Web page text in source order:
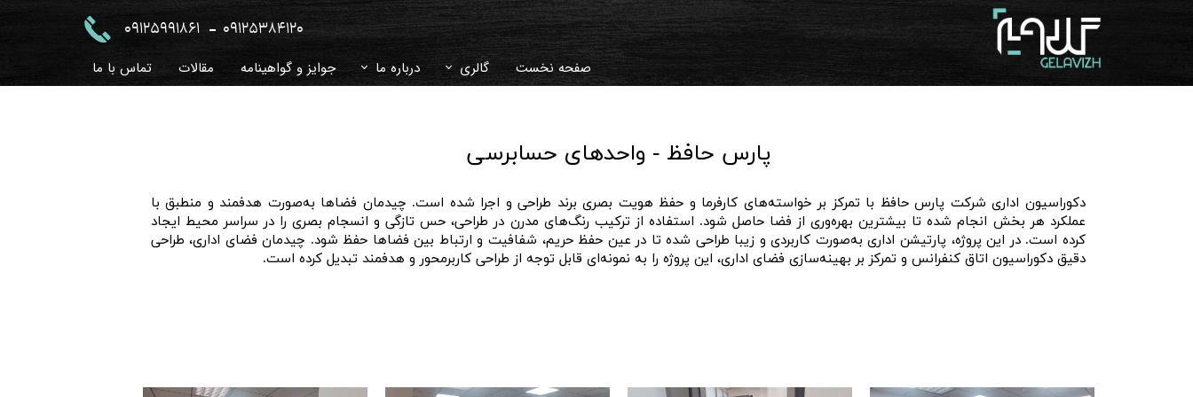
صفحه نخست گالری
غرفه نمایشگاهی
ویلا و محوطه سازی
ویدئو
درباره ما جوایز و گواهینامه مقالات تماس با ما
09125991861 09125384120
-
پارس حافظ - واحدهای حسابرسی
دکوراسیون اداری شرکت پارس حافظ با تمرکز بر خواسته‌های کارفرما و حفظ هویت بصری برند طراحی و اجرا شده است. چیدمان فضاها به‌صورت هدفمند و منطبق با
عملکرد هر بخش انجام شده تا بیشترین بهره‌وری از فضا حاصل شود. استفاده از ترکیب رنگ‌های مدرن در طراحی، حس تازگی و انسجام بصری را در سراسر محیط ایجاد
کرده است. در این پروژه، پارتیشن اداری به‌صورت کاربردی و زیبا طراحی شده تا در عین حفظ حریم، شفافیت و ارتباط بین فضاها حفظ شود. چیدمان فضای اداری، طراحی
دقیق دکوراسیون اتاق کنفرانس و تمرکز بر بهینه‌سازی فضای اداری، این پروژه را به نمونه‌ای قابل توجه از طراحی کاربرمحور و هدفمند تبدیل کرده است.